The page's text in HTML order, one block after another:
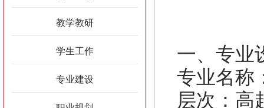
教学教研
学生工作
专业建设
一、专业
专业名称
层次：高